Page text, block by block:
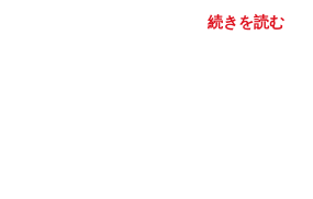
続きを読む